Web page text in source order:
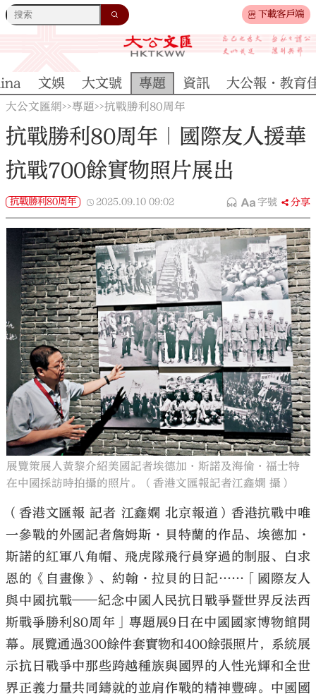
下載客戶端
大公文匯
文娛 大文號 專題 資訊 大公報·教育
大公文匯網>>專題>>抗戰勝利80周年
抗戰勝利80周年｜國際友人援華
抗戰700餘實物照片展出
抗戰勝利80周年 2025.09.10 09:02 字號 分享
展覽策展人黃黎介紹美國記者埃德加·斯諾及海倫·福士特
在中國採訪時拍攝的照片。（香港文匯報記者江鑫嫻 攝）
（香港文匯報 記者 江鑫嫻 北京報道）香港抗戰中唯
一參戰的外國記者詹姆斯·貝特蘭的作品、埃德加·
斯諾的紅軍八角帽、飛虎隊飛行員穿過的制服、白求
恩的《自畫像》、約翰·拉貝的日記……「國際友人
與中國抗戰——紀念中國人民抗日戰爭暨世界反法西
斯戰爭勝利80周年」專題展9日在中國國家博物館開
幕。展覽通過300餘件套實物和400餘張照片，系統展
示抗日戰爭中那些跨越種族與國界的人性光輝和全世
界正義力量共同鑄就的並肩作戰的精神豐碑。中國國